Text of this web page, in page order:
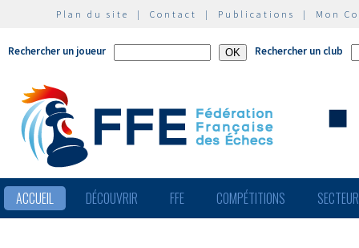
Plan du site | Contact | Publications | Mon
Rechercher un joueur Rechercher un club
ACCUEIL DÉCOUVRIR FFE COMPÉTITIONS